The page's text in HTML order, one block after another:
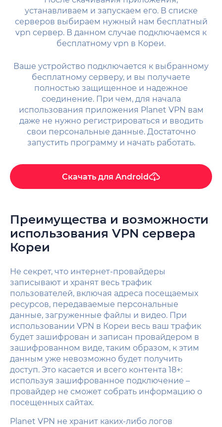
устанавливаем и запускаем его. В списке
серверов выбираем нужный нам бесплатный
vpn сервер. В данном случае подключаемся к
бесплатному vpn в Кореи.
Ваше устройство подключается к выбранному
бесплатному серверу, и вы получаете
полностью защищенное и надежное
соединение. При чем, для начала
использования приложения Planet VPN вам
даже не нужно регистрироваться и вводить
свои персональные данные. Достаточно
запустить программу и начать работать.
Скачать для Android
Преимущества и возможности
использования VPN сервера
Кореи
Не секрет, что интернет-провайдеры
записывают и хранят весь трафик
пользователей, включая адреса посещаемых
ресурсов, передаваемые персональные
данные, загруженные файлы и видео. При
использовании VPN в Кореи весь ваш трафик
будет зашифрован и записан провайдером в
зашифрованном виде, таким образом, к этим
данным уже невозможно будет получить
доступ. Это касается и всего контента 18+:
используя зашифрованное подключение –
провайдер не сможет собрать информацию о
посещенных сайтах.
Planet VPN не хранит каких-либо логов